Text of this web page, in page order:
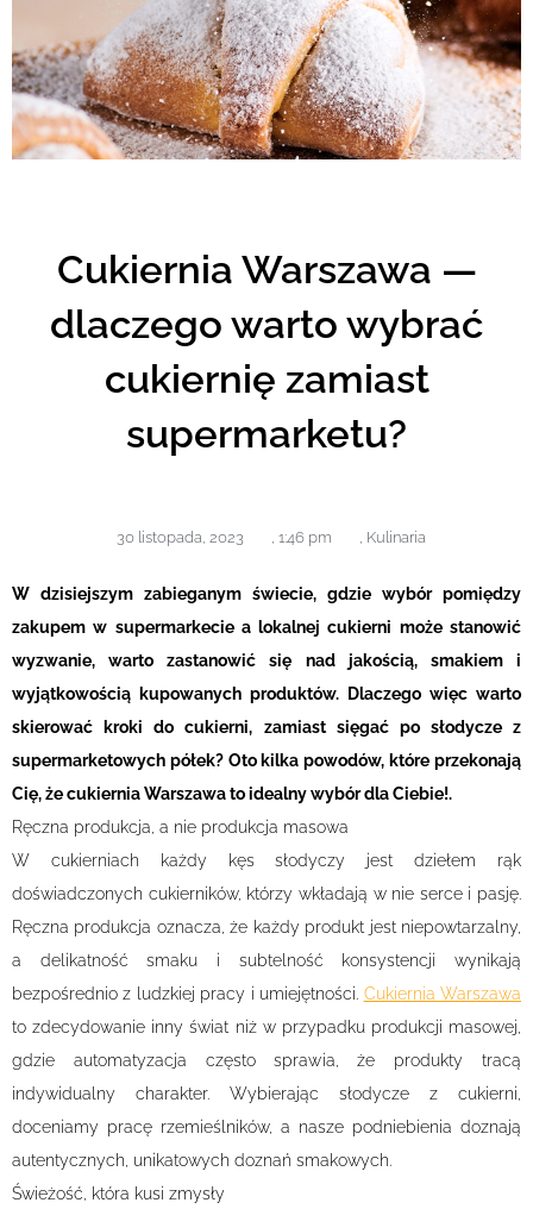
Cukiernia Warszawa —
dlaczego warto wybrać
cukiernię zamiast
supermarketu?
30 listopada, 2023 , 1:46 pm , Kulinaria
W dzisiejszym zabieganym świecie, gdzie wybór pomiędzy
zakupem w supermarkecie a lokalnej cukierni może stanowić
wyzwanie, warto zastanowić się nad jakością, smakiem i
wyjątkowością kupowanych produktów. Dlaczego więc warto
skierować kroki do cukierni, zamiast sięgać po słodycze z
supermarketowych półek? Oto kilka powodów, które przekonają
Cię, że cukiernia Warszawa to idealny wybór dla Ciebie!.
Ręczna produkcja, a nie produkcja masowa
W cukierniach każdy kęs słodyczy jest dziełem rąk
doświadczonych cukierników, którzy wkładają w nie serce i pasję.
Ręczna produkcja oznacza, że każdy produkt jest niepowtarzalny,
a delikatność smaku i subtelność konsystencji wynikają
bezpośrednio z ludzkiej pracy i umiejętności. Cukiernia Warszawa
to zdecydowanie inny świat niż w przypadku produkcji masowej,
gdzie automatyzacja często sprawia, że produkty tracą
indywidualny charakter. Wybierając słodycze z cukierni,
doceniamy pracę rzemieślników, a nasze podniebienia doznają
autentycznych, unikatowych doznań smakowych.
Świeżość, która kusi zmysły